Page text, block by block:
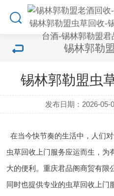
锡林郭勒
锡林郭勒盟虫
发布日期：2026-05-
在当今快节奏的生活中，人们
虫草回收上门服务应运而生，为
大的便利。重庆君品阁商贸有限
同时也提供专业的虫草回收上门